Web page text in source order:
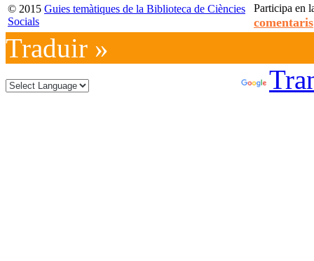
© 2015 Guies temàtiques de la Biblioteca de Ciències
Socials
Participa en
comentaris
Traduir »